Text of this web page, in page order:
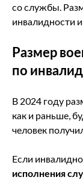
со службы.
инвалидности
Размер
по
В 2024 году
как и раньше,
человек
Если
исполнения